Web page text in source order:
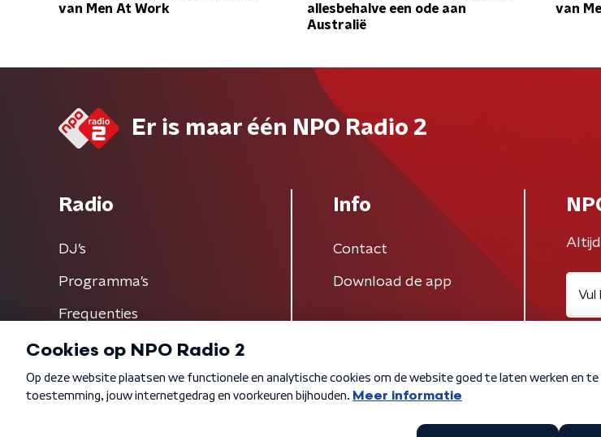
van Men At Work
allesbehalve een ode aan
Australië
van
Er is maar één NPO Radio 2
Radio
DJ’s
Programma's
Frequenties
Info
Contact
Download de app
Algemene voorwaarden Privacybeleid